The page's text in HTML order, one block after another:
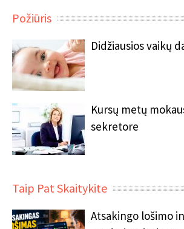
Požiūris
Didžiausios vaikų
Kursų metų
sekretore
Taip Pat Skaitykite
Atsakingo lošimo